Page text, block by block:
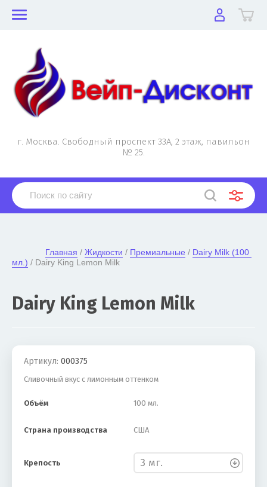
г. Москва. Свободный проспект 33А, 2 этаж, павильон
№ 25.
Главная / Жидкости / Премиальные / Dairy Milk (100
мл.) / Dairy King Lemon Milk
Dairy King Lemon Milk
Артикул: 000375
Сливочный вкус с лимонным оттенком
Объём 100 мл.
Страна производства США
Крепость